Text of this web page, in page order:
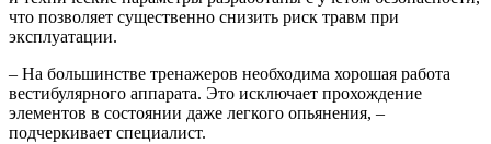
что позволяет существенно снизить риск травм при
эксплуатации.
– На большинстве тренажеров необходима хорошая работа
вестибулярного аппарата. Это исключает прохождение
элементов в состоянии даже легкого опьянения, –
подчеркивает специалист.